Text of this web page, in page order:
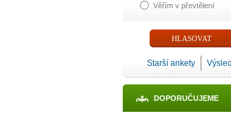
Věřím v převtělení
Starší ankety
DOPORUČUJEME